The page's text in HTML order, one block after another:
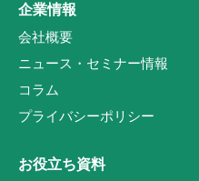
企業情報
会社概要
ニュース・セミナー情報
コラム
プライバシーポリシー
お役立ち資料